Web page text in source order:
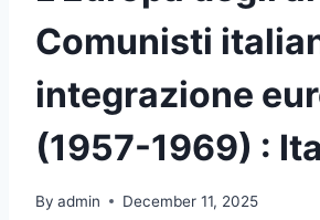
Comunisti
integrazione
(1957-1969) :
By admin December 11, 2025